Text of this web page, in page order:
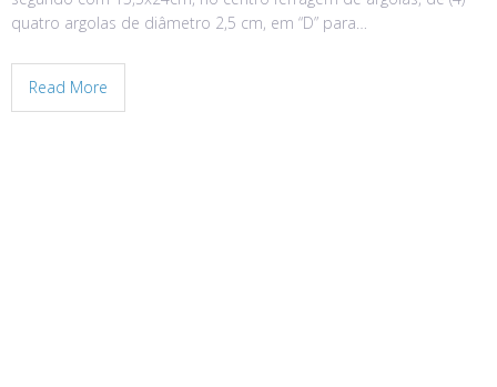
quatro argolas de diâmetro 2,5 cm, em “D” para…
Read More